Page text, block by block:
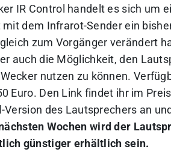
IR Control handelt es sich um
dem Infrarot-Sender ein
zum Vorgänger verändert
auch die Möglichkeit, den
nutzen zu können.
Euro. Den Link findet ihr im
Version des Lautsprechers an
Wochen wird der
günstiger erhältlich sein.